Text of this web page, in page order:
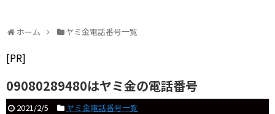
ホーム ヤミ金電話番号一覧
[PR]
09080289480はヤミ金の電話番号
2021/2/5 ヤミ金電話番号一覧